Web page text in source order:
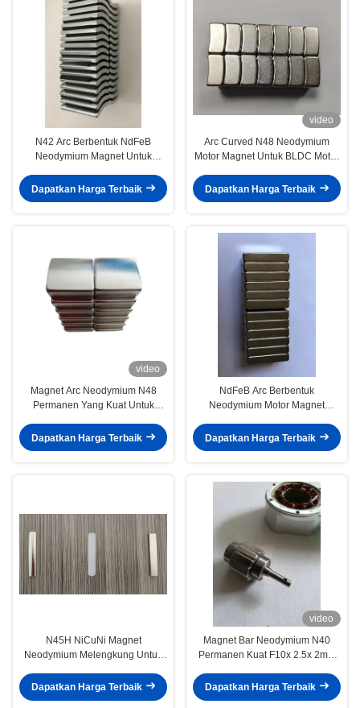
N42 Arc Berbentuk NdFeB
Neodymium Magnet Untuk
Dapatkan Harga Terbaik
video
Arc Curved N48 Neodymium
Motor Magnet Untuk BLDC Motor
Dapatkan Harga Terbaik
video
Magnet Arc Neodymium N48
Permanen Yang Kuat Untuk
Dapatkan Harga Terbaik
NdFeB Arc Berbentuk
Neodymium Motor Magnet
Dapatkan Harga Terbaik
N45H NiCuNi Magnet
Neodymium Melengkung Untuk
58X9.95X3mm
Dapatkan Harga Terbaik
video
Magnet Bar Neodymium N40
Permanen Kuat F10x 2.5x 2mm
Dapatkan Harga Terbaik